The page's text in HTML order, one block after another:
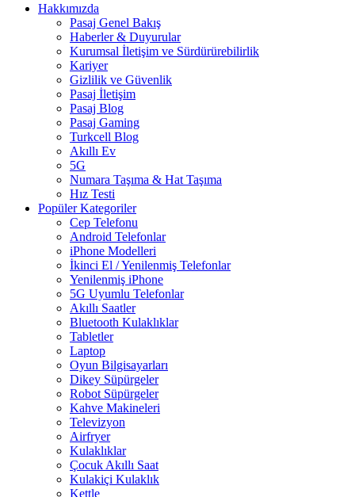
Hakkımızda
Pasaj Genel Bakış
Haberler & Duyurular
Kurumsal İletişim ve Sürdürürebilirlik
Kariyer
Gizlilik ve Güvenlik
Pasaj İletişim
Pasaj Blog
Pasaj Gaming
Turkcell Blog
Akıllı Ev
5G
Numara Taşıma & Hat Taşıma
Hız Testi
Popüler Kategoriler
Cep Telefonu
Android Telefonlar
iPhone Modelleri
İkinci El / Yenilenmiş Telefonlar
Yenilenmiş iPhone
5G Uyumlu Telefonlar
Akıllı Saatler
Bluetooth Kulaklıklar
Tabletler
Laptop
Oyun Bilgisayarları
Dikey Süpürgeler
Robot Süpürgeler
Kahve Makineleri
Televizyon
Airfryer
Kulaklıklar
Çocuk Akıllı Saat
Kulakiçi Kulaklık
Kettle